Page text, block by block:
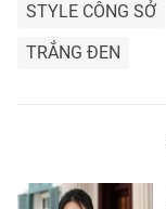
STYLE CÔNG SỞ
TRẮNG ĐEN